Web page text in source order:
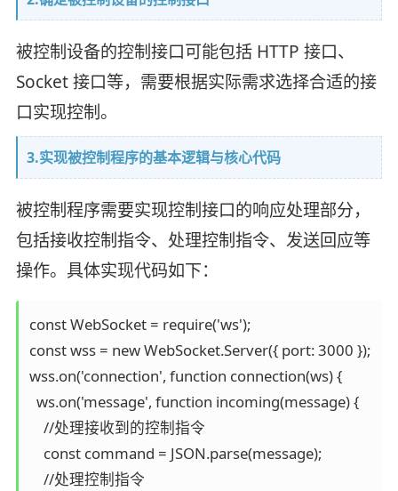
被控制设备的控制接口可能包括 HTTP 接口、
Socket 接口等，需要根据实际需求选择合适的接
口实现控制。
3.实现被控制程序的基本逻辑与核心代码
被控制程序需要实现控制接口的响应处理部分，
包括接收控制指令、处理控制指令、发送回应等
操作。具体实现代码如下：
const WebSocket = require('ws');
const wss = new WebSocket.Server({ port: 3000 });
wss.on('connection', function connection(ws) {
  ws.on('message', function incoming(message) {
    //处理接收到的控制指令
    const command = JSON.parse(message);
    //处理控制指令